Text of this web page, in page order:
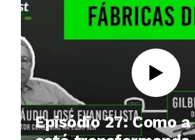
Episódio 27: Como